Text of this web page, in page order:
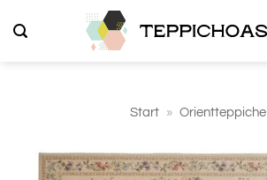
Inhalt
Start » Orientteppiche